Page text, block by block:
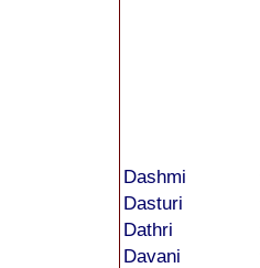
Dashmi
Dasturi
Dathri
Davani